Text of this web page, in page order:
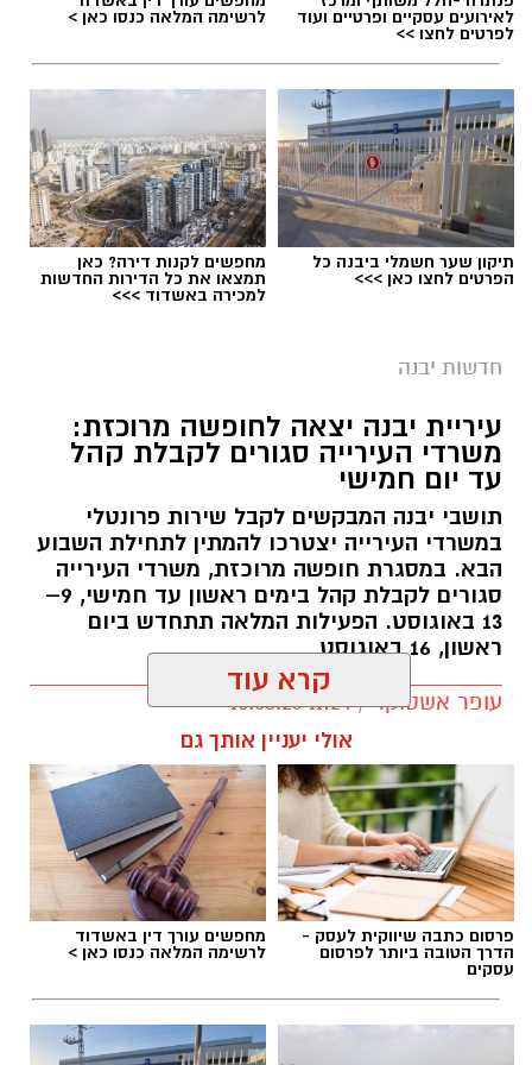
לאירועים עסקיים ופרטיים ועוד
לפרטים לחצו >>
לרשימה המלאה כנסו כאן >
תיקון שער חשמלי ביבנה כל
הפרטים לחצו כאן >>>
מחפשים לקנות דירה? כאן
תמצאו את כל הדירות החדשות
למכירה באשדוד >>>
חדשות יבנה
עיריית יבנה יצאה לחופשה מרוכזת:
משרדי העירייה סגורים לקבלת קהל
עד יום חמישי
תושבי יבנה המבקשים לקבל שירות פרונטלי
במשרדי העירייה יצטרכו להמתין לתחילת השבוע
הבא. במסגרת חופשה מרוכזת, משרדי העירייה
סגורים לקבלת קהל בימים ראשון עד חמישי, 9–
13 באוגוסט. הפעילות המלאה תתחדש ביום
ראשון, 16 באוגוסט
עופר אשטוקר / 11:24 10.08.26
תגים:עיריית יבנה חופשה מרוכזת
קרא עוד
אולי יעניין אותך גם
פרסום כתבה שיווקית לעסק -
הדרך הטובה ביותר לפרסום
עסקים
מחפשים עורך דין באשדוד
לרשימה המלאה כנסו כאן >